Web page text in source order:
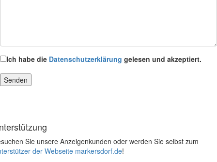
Ich habe die Datenschutzerklärung gelesen und akzeptiert.
Sie unsere Anzeigenkunden oder werden Sie selbst zum
der Webseite markersdorf.de!